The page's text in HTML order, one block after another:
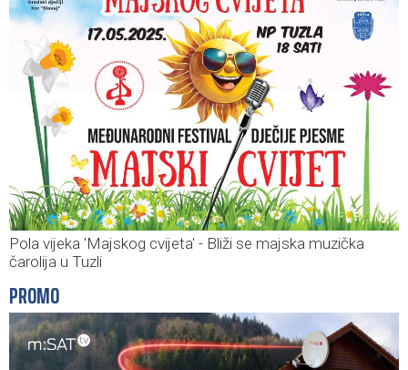
Pola vijeka 'Majskog cvijeta' - Bliži se majska muzička
čarolija u Tuzli
PROMO